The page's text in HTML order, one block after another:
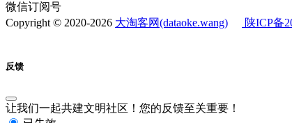
微信订阅号
Copyright © 2020-2026 大淘客网(dataoke.wang) 陕ICP备
反馈
让我们一起共建文明社区！您的反馈至关重要！